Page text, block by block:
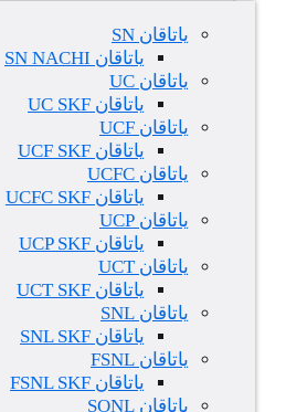
یاتاقان SN
یاتاقان SN NACHI
یاتاقان UC
یاتاقان UC SKF
یاتاقان UCF
یاتاقان UCF SKF
یاتاقان UCFC
یاتاقان UCFC SKF
یاتاقان UCP
یاتاقان UCP SKF
یاتاقان UCT
یاتاقان UCT SKF
یاتاقان SNL
یاتاقان SNL SKF
یاتاقان FSNL
یاتاقان FSNL SKF
یاتاقان SONL